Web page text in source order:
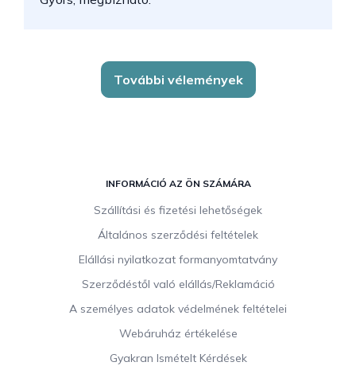
További vélemények
INFORMÁCIÓ AZ ÖN SZÁMÁRA
Szállítási és fizetési lehetőségek
Általános szerződési feltételek
Elállási nyilatkozat formanyomtatvány
Szerződéstől való elállás/Reklamáció
A személyes adatok védelmének feltételei
Webáruház értékelése
Gyakran Ismételt Kérdések